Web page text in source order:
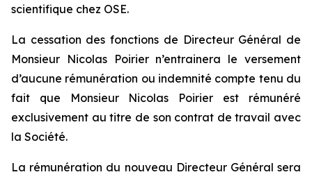
scientifique chez OSE.
La cessation des fonctions de Directeur Général de
Monsieur Nicolas Poirier n’entrainera le versement
d’aucune rémunération ou indemnité compte tenu du
fait que Monsieur Nicolas Poirier est rémunéré
exclusivement au titre de son contrat de travail avec
la Société.
La rémunération du nouveau Directeur Général sera